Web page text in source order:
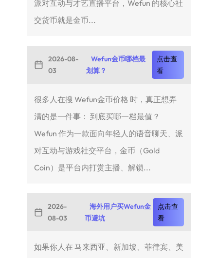
派对互动与才艺直播平台，Wefun 的核心社
交货币就是金币...
2026-08-
03
Wefun金币哪档最
划算？
点击查
看
很多人在搜 Wefun金币价格 时，真正想弄
清的是一件事： 到底买哪一档最值？
Wefun 作为一款面向年轻人的语音聊天、派
对互动与游戏社交平台，金币（Gold
Coin）是平台内打赏主播、解锁...
2026-
08-03
海外用户买Wefun金
币避坑
点击查
看
如果你人在 马来西亚、新加坡、菲律宾、美